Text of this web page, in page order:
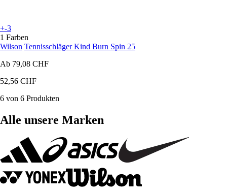
+-3
1 Farben
Wilson Tennisschläger Kind Burn Spin 25
Ab 79,08 CHF
52,56 CHF
6 von 6 Produkten
Alle unsere Marken